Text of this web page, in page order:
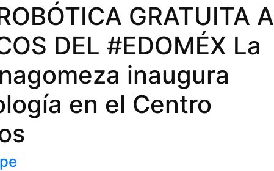
GRATUITA A
DEL #EDOMÉX La
inaugura
en el Centro